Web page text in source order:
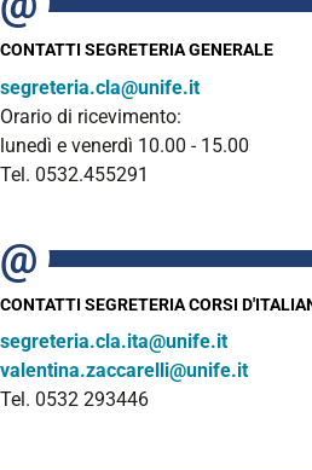
CONTATTI SEGRETERIA GENERALE
segreteria.cla@unife.it
Orario di ricevimento:
lunedì e venerdì 10.00 - 15.00
Tel. 0532.455291
CONTATTI SEGRETERIA CORSI
segreteria.cla.ita@unife.it
valentina.zaccarelli@unife.it
Tel. 0532 293446